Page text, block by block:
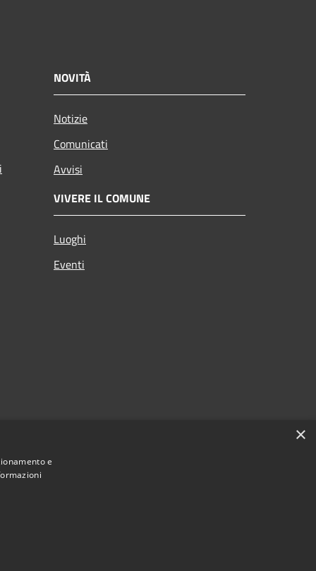
NOVITÀ
Notizie
Comunicati
Avvisi
VIVERE IL COMUNE
Luoghi
Eventi
×
e